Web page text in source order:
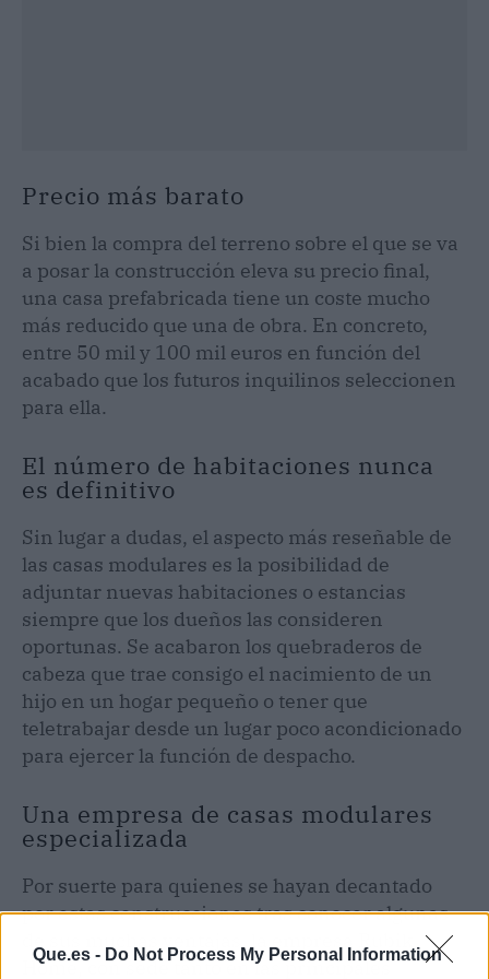
Que.es - Do Not Process My Personal Information
Precio más barato
Si bien la compra del terreno sobre el que se va
a posar la construcción eleva su precio final,
una casa prefabricada tiene un coste mucho
más reducido que una de obra. En concreto,
entre 50 mil y 100 mil euros en función del
acabado que los futuros inquilinos seleccionen
para ella.
El número de habitaciones nunca
es definitivo
Sin lugar a dudas, el aspecto más reseñable de
las casas modulares es la posibilidad de
adjuntar nuevas habitaciones o estancias
siempre que los dueños las consideren
oportunas. Se acabaron los quebraderos de
cabeza que trae consigo el nacimiento de un
hijo en un hogar pequeño o tener que
teletrabajar desde un lugar poco acondicionado
para ejercer la función de despacho.
Una empresa de casas modulares
especializada
Por suerte para quienes se hayan decantado
por estas construcciones tras conocer algunas
Home, con sede tanto en las principales